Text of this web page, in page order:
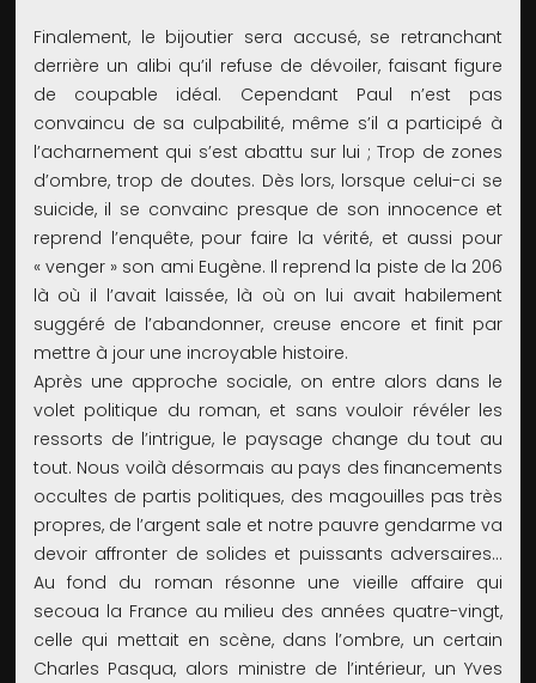
Finalement, le bijoutier sera accusé, se retranchant
derrière un alibi qu’il refuse de dévoiler, faisant figure
de coupable idéal. Cependant Paul n’est pas
convaincu de sa culpabilité, même s’il a participé à
l’acharnement qui s’est abattu sur lui ; Trop de zones
d’ombre, trop de doutes. Dès lors, lorsque celui-ci se
suicide, il se convainc presque de son innocence et
reprend l’enquête, pour faire la vérité, et aussi pour
« venger » son ami Eugène. Il reprend la piste de la 206
là où il l’avait laissée, là où on lui avait habilement
suggéré de l’abandonner, creuse encore et finit par
mettre à jour une incroyable histoire.
Après une approche sociale, on entre alors dans le
volet politique du roman, et sans vouloir révéler les
ressorts de l’intrigue, le paysage change du tout au
tout. Nous voilà désormais au pays des financements
occultes de partis politiques, des magouilles pas très
propres, de l’argent sale et notre pauvre gendarme va
devoir affronter de solides et puissants adversaires...
Au fond du roman résonne une vieille affaire qui
secoua la France au milieu des années quatre-vingt,
celle qui mettait en scène, dans l’ombre, un certain
Charles Pasqua, alors ministre de l’intérieur, un Yves